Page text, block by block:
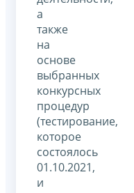
а
также
на
основе
выбранных
конкурсных
процедур
(тестирование,
которое
состоялось
01.10.2021,
и